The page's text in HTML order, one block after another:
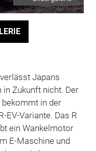
Japans
Zukunft nicht. Der
bekommt in der
EV-Variante. Das R
ein Wankelmotor
E-Maschine und